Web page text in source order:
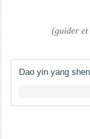
(guider
Dao yin yang